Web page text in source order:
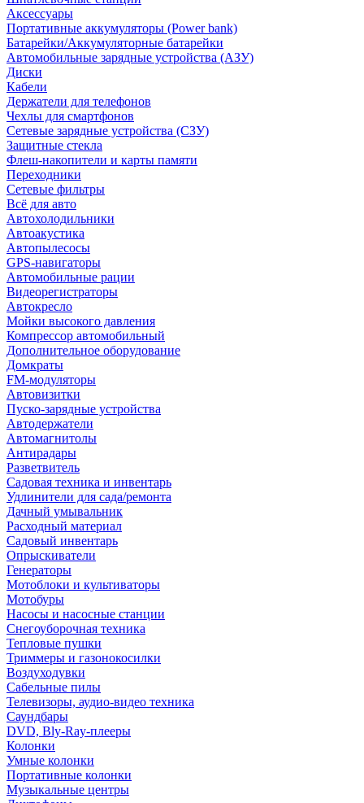
Аксессуары
Портативные аккумуляторы (Power bank)
Батарейки/Аккумуляторные батарейки
Автомобильные зарядные устройства (АЗУ)
Диски
Кабели
Держатели для телефонов
Чехлы для смартфонов
Сетевые зарядные устройства (СЗУ)
Защитные стекла
Флеш-накопители и карты памяти
Переходники
Сетевые фильтры
Всё для авто
Автохолодильники
Автоакустика
Автопылесосы
GPS-навигаторы
Автомобильные рации
Видеорегистраторы
Автокресло
Мойки высокого давления
Компрессор автомобильный
Дополнительное оборудование
Домкраты
FM-модуляторы
Автовизитки
Пуско-зарядные устройства
Автодержатели
Автомагнитолы
Антирадары
Разветвитель
Садовая техника и инвентарь
Удлинители для сада/ремонта
Дачный умывальник
Расходный материал
Садовый инвентарь
Опрыскиватели
Генераторы
Мотоблоки и культиваторы
Мотобуры
Насосы и насосные станции
Снегоуборочная техника
Тепловые пушки
Триммеры и газонокосилки
Воздуходувки
Сабельные пилы
Телевизоры, аудио-видео техника
Саундбары
DVD, Bly-Ray-плееры
Колонки
Умные колонки
Портативные колонки
Музыкальные центры